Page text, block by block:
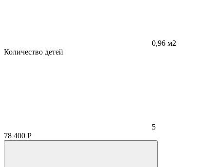
0,96 м2
Количество детей
5
78 400 Р